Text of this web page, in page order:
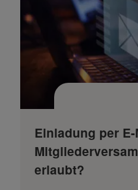
Einladung per
erlaubt?